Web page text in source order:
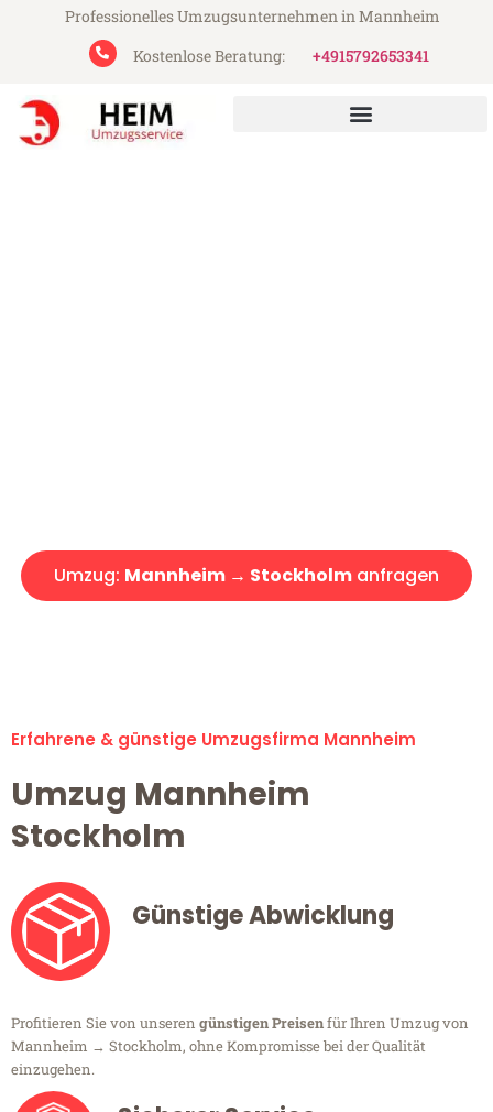
Professionelles Umzugsunternehmen in Mannheim
Kostenlose Beratung:
+4915792653341
Umzug: Mannheim → Stockholm anfragen
Erfahrene & günstige Umzugsfirma Mannheim
Umzug Mannheim
Stockholm
Günstige Abwicklung
Profitieren Sie von unseren günstigen Preisenfür Ihren Umzug von
Mannheim → Stockholm, ohne Kompromisse bei der Qualität
einzugehen.